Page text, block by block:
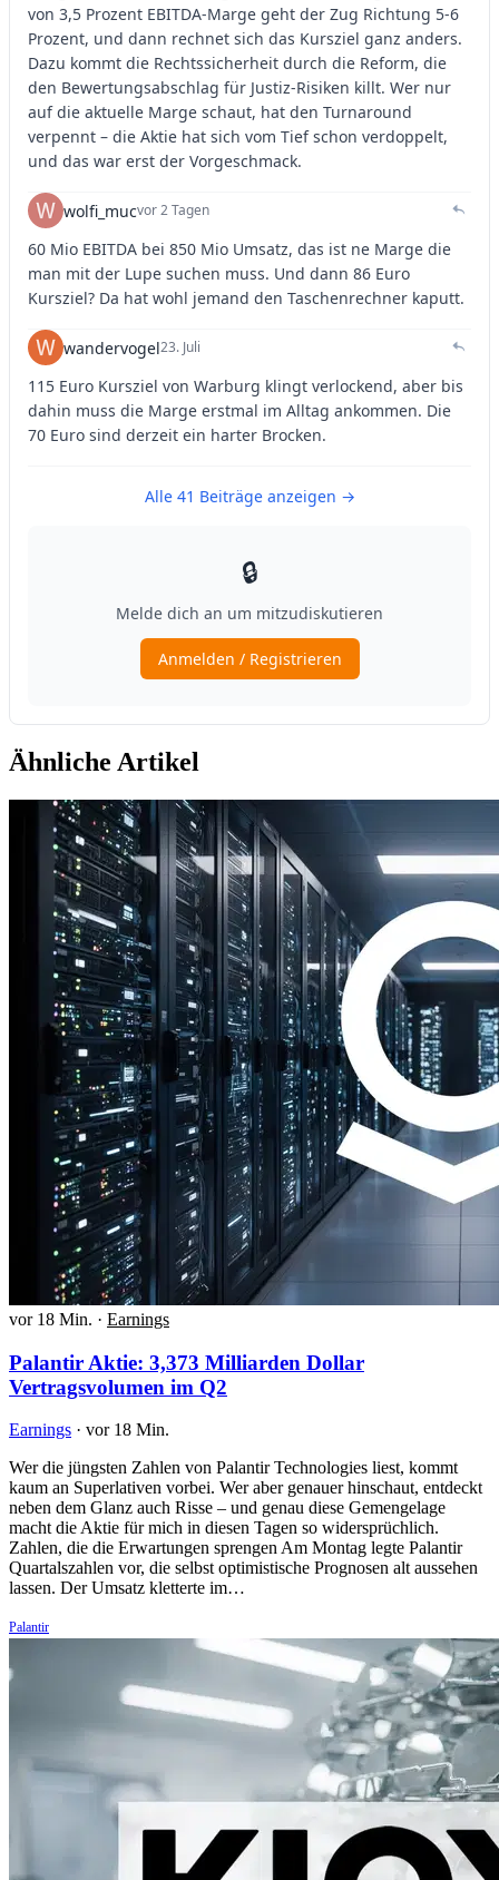
Ähnliche Artikel
vor 18 Min. · Earnings
Palantir Aktie: 3,373 Milliarden Dollar
Vertragsvolumen im Q2
Earnings · vor 18 Min.
Wer die jüngsten Zahlen von Palantir Technologies liest, kommt
kaum an Superlativen vorbei. Wer aber genauer hinschaut, entdeckt
neben dem Glanz auch Risse – und genau diese Gemengelage
macht die Aktie für mich in diesen Tagen so widersprüchlich.
Zahlen, die die Erwartungen sprengen Am Montag legte Palantir
Quartalszahlen vor, die selbst optimistische Prognosen alt aussehen
lassen. Der Umsatz kletterte im…
Palantir